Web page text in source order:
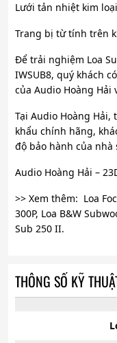
Lưới tản nhiệt kim loại
Trang bị từ tính trên
Để trải nghiệm Loa
IWSUB8, quý khách
của Audio Hoàng Hải
Tại Audio Hoàng
khẩu chính hãng,
độ bảo hành của nhà
Audio Hoàng Hải –
>> Xem thêm: Loa
300P, Loa B&W
Sub 250 II.
THÔNG SỐ KỸ